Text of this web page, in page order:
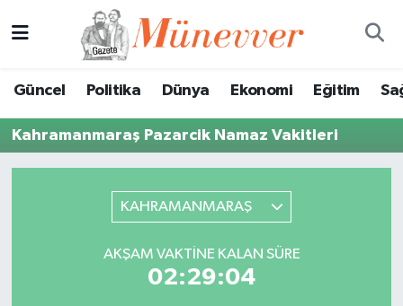
Güncel Politika Dünya Ekonomi Eğitim
Kahramanmaraş Pazarcik Namaz Vakitleri
KAHRAMANMARAŞ
AKŞAM VAKTINE KALAN SÜRE
02:29:04
Süper Lig Puan Durumu ve Fikstür
Tüm Manşetler